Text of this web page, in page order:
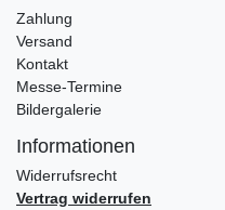
Zahlung
Versand
Kontakt
Messe-Termine
Bildergalerie
Informationen
Widerrufs­recht
Vertrag widerrufen